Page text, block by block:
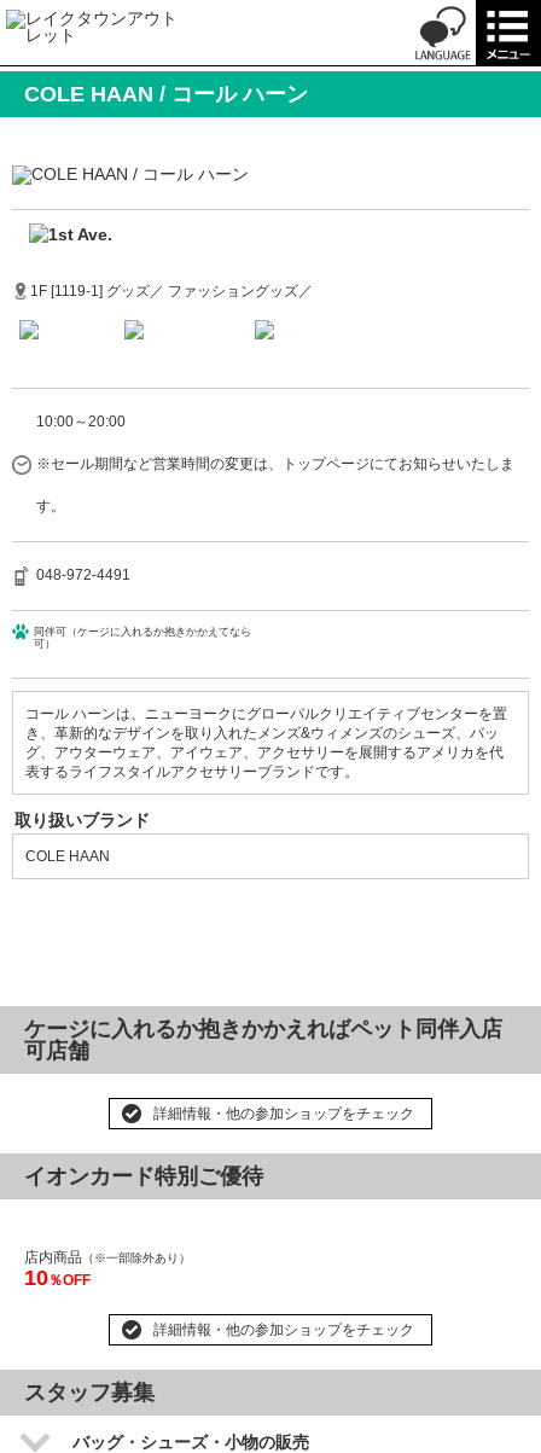
COLE HAAN / コール ハーン
1F [1119-1] グッズ／ ファッショングッズ／
10:00～20:00
※セール期間など営業時間の変更は、トップページにてお知らせいたしま
す。
048-972-4491
同伴可（ケージに入れるか抱きかかえてなら
可）
コール ハーンは、ニューヨークにグローバルクリエイティブセンターを置
き、革新的なデザインを取り入れたメンズ&ウィメンズのシューズ、バッ
グ、アウターウェア、アイウェア、アクセサリーを展開するアメリカを代
表するライフスタイルアクセサリーブランドです。
取り扱いブランド
COLE HAAN
ケージに入れるか抱きかかえればペット同伴入店
可店舗
詳細情報・他の参加ショップをチェック
イオンカード特別ご優待
店内商品 （※一部除外あり）
10％OFF
詳細情報・他の参加ショップをチェック
スタッフ募集
バッグ・シューズ・小物の販売